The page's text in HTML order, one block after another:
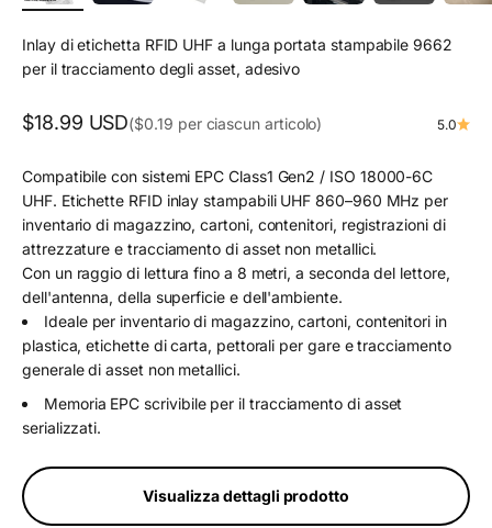
Inlay di etichetta RFID UHF a lunga portata stampabile 9662
per il tracciamento degli asset, adesivo
Prezzo scontato
$18.99 USD($0.19 per ciascun articolo) 5.0
Compatibile con sistemi EPC Class1 Gen2 / ISO 18000-6C
UHF. Etichette RFID inlay stampabili UHF 860–960 MHz per
inventario di magazzino, cartoni, contenitori, registrazioni di
attrezzature e tracciamento di asset non metallici.
Con un raggio di lettura fino a 8 metri, a seconda del lettore,
dell'antenna, della superficie e dell'ambiente.
Ideale per inventario di magazzino, cartoni, contenitori in
plastica, etichette di carta, pettorali per gare e tracciamento
generale di asset non metallici.
Memoria EPC scrivibile per il tracciamento di asset
serializzati.
Visualizza dettagli prodotto